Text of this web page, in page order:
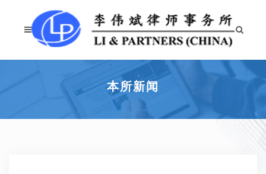
本所新闻